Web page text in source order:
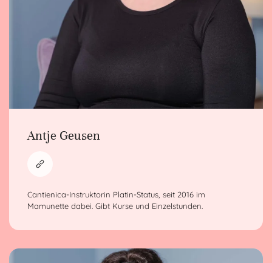
Antje Geusen
Cantienica-Instruktorin Platin-Status, seit 2016 im
Mamunette dabei. Gibt Kurse und Einzelstunden.